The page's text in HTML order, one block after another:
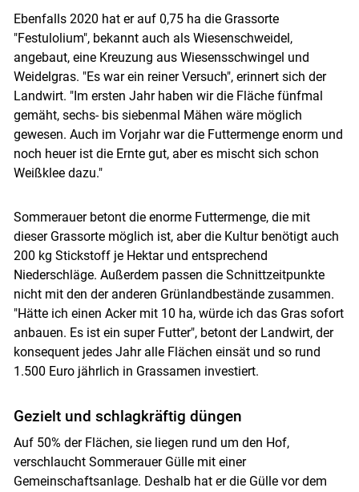
Ebenfalls 2020 hat er auf 0,75 ha die Grassorte
"Festulolium", bekannt auch als Wiesenschweidel,
angebaut, eine Kreuzung aus Wiesensschwingel und
Weidelgras. "Es war ein reiner Versuch", erinnert sich der
Landwirt. "Im ersten Jahr haben wir die Fläche fünfmal
gemäht, sechs- bis siebenmal Mähen wäre möglich
gewesen. Auch im Vorjahr war die Futtermenge enorm und
noch heuer ist die Ernte gut, aber es mischt sich schon
Weißklee dazu."
Sommerauer betont die enorme Futtermenge, die mit
dieser Grassorte möglich ist, aber die Kultur benötigt auch
200 kg Stickstoff je Hektar und entsprechend
Niederschläge. Außerdem passen die Schnittzeitpunkte
nicht mit den der anderen Grünlandbestände zusammen.
"Hätte ich einen Acker mit 10 ha, würde ich das Gras sofort
anbauen. Es ist ein super Futter", betont der Landwirt, der
konsequent jedes Jahr alle Flächen einsät und so rund
1.500 Euro jährlich in Grassamen investiert.
Gezielt und schlagkräftig düngen
Auf 50% der Flächen, sie liegen rund um den Hof,
verschlaucht Sommerauer Gülle mit einer
Gemeinschaftsanlage. Deshalb hat er die Gülle vor dem